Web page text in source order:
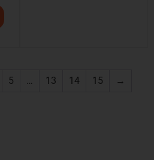
5 … 13 14 15 →